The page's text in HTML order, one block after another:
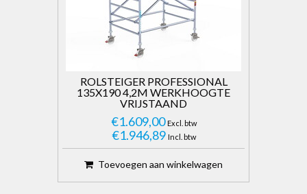
ROLSTEIGER PROFESSIONAL
135X190 4,2M WERKHOOGTE
VRIJSTAAND
€1.609,00 Excl. btw
€1.946,89 Incl. btw
Toevoegen aan winkelwagen